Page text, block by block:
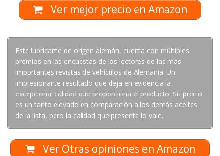
Ver mejor precio en Amazon
Este lubricante de origen alemán, cuenta con múltiples
premios en las encuestas de los lectores de las mas
importantes revistas de vehículos de Alemania. Un
impresionante resultado que deja en evidencia la
excepcional calidad que proporciona el producto. Su precio
es un tanto elevado en comparación a los demás aceites
de la lista, pero la calidad que presenta lo vale.
Ver Otras opiniones en Amazon